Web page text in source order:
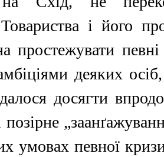
і його
простежувати певні
деяких
досягти
позірне
умовах певної